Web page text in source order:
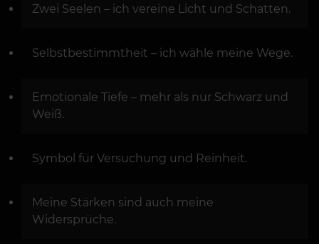
Zwei Seelen – ich vereine Licht und Schatten.
Selbstbestimmtheit – ich wähle meine Wege.
Emotionale Tiefe – mehr als nur Schwarz und
Weiß.
Symbol für Versuchung und Reinheit.
Meine Stärken sind auch meine
Widersprüche.